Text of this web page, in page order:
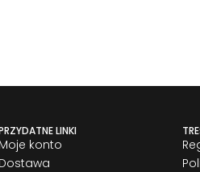
LINKI
Moje konto
Dostawa